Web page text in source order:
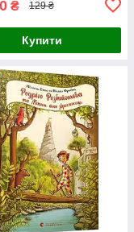
₴ 129 ₴
Купити